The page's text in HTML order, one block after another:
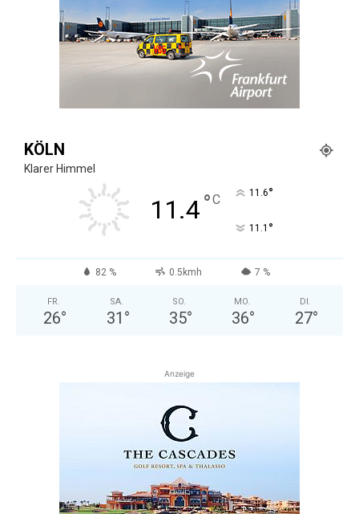
KÖLN
Klarer Himmel
11.4°C 11.6°
11.1 °
82 % 0.5kmh 7 %
FR.
26°
SA.
31 °
SO.
35°
MO.
36°
DI.
27°
Anzeige